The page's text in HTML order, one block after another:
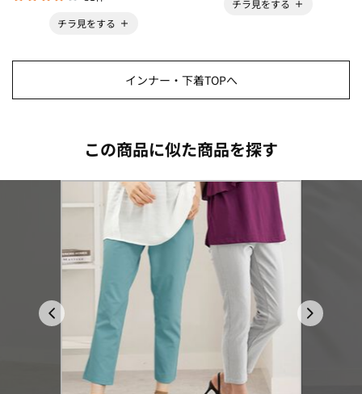
チラ見をする
チラ見をする
インナー・下着TOPへ
この商品に似た商品を探す